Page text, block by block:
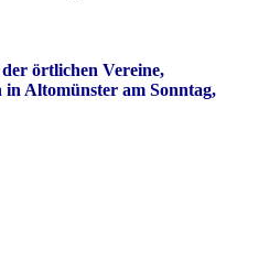
örtlichen Vereine,
Altomünster am Sonntag,